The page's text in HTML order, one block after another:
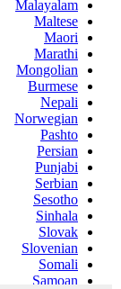
Malayalam
Maltese
Maori
Marathi
Mongolian
Burmese
Nepali
Norwegian
Pashto
Persian
Punjabi
Serbian
Sesotho
Sinhala
Slovak
Slovenian
Somali
Samoan